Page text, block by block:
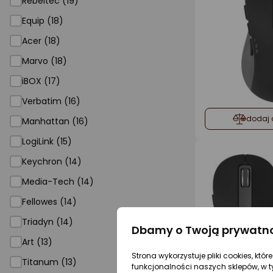
Equip (18)
Acer (18)
Marvo (18)
iBOX (17)
Verbatim (16)
Manhattan (16)
LogiLink (15)
Keychron (14)
Media-Tech (14)
Fellowes (14)
Triadyn (14)
Art (13)
Titanum (13)
dodaj
Dbamy o Twoją
Strona wykorzystuje pliki cookies,
funkcjonalności naszych sklepów, w